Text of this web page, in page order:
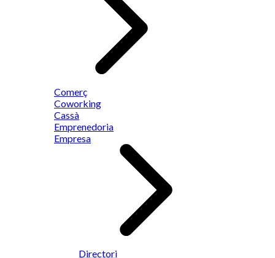
Comerç
Coworking
Cassà
Emprenedoria
Empresa
Directori